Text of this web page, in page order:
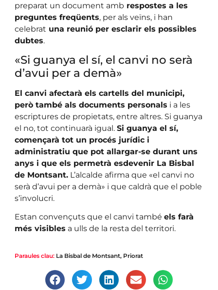
preparat un document amb respostes a les
preguntes freqüents, per als veïns, i han
celebrat una reunió per esclarir els possibles
dubtes.
«Si guanya el sí, el canvi no serà
d’avui per a demà»
El canvi afectarà els cartells del municipi,
però també als documents personals i a les
escriptures de propietats, entre altres. Si guanya
el no, tot continuarà igual. Si guanya el sí,
començarà tot un procés jurídic i
administratiu que pot allargar-se durant uns
anys i que els permetrà esdevenir La Bisbal
de Montsant. L’alcalde afirma que «el canvi no
serà d’avui per a demà» i que caldrà que el poble
s’involucri.
Estan convençuts que el canvi també els farà
més visibles a ulls de la resta del territori.
Paraules clau: La Bisbal de Montsant, Priorat